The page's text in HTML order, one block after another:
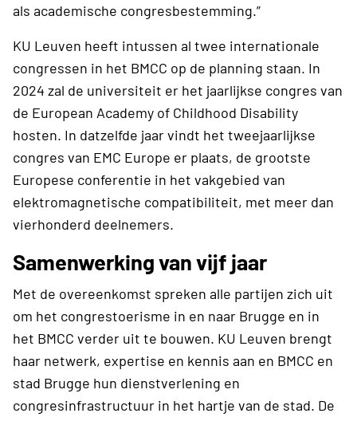
als academische congresbestemming.”
KU Leuven heeft intussen al twee internationale
congressen in het BMCC op de planning staan. In
2024 zal de universiteit er het jaarlijkse congres van
de European Academy of Childhood Disability
hosten. In datzelfde jaar vindt het tweejaarlijkse
congres van EMC Europe er plaats, de grootste
Europese conferentie in het vakgebied van
elektromagnetische compatibiliteit, met meer dan
vierhonderd deelnemers.
Samenwerking van vijf jaar
Met de overeenkomst spreken alle partijen zich uit
om het congrestoerisme in en naar Brugge en in
het BMCC verder uit te bouwen. KU Leuven brengt
haar netwerk, expertise en kennis aan en BMCC en
stad Brugge hun dienstverlening en
congresinfrastructuur in het hartje van de stad. De